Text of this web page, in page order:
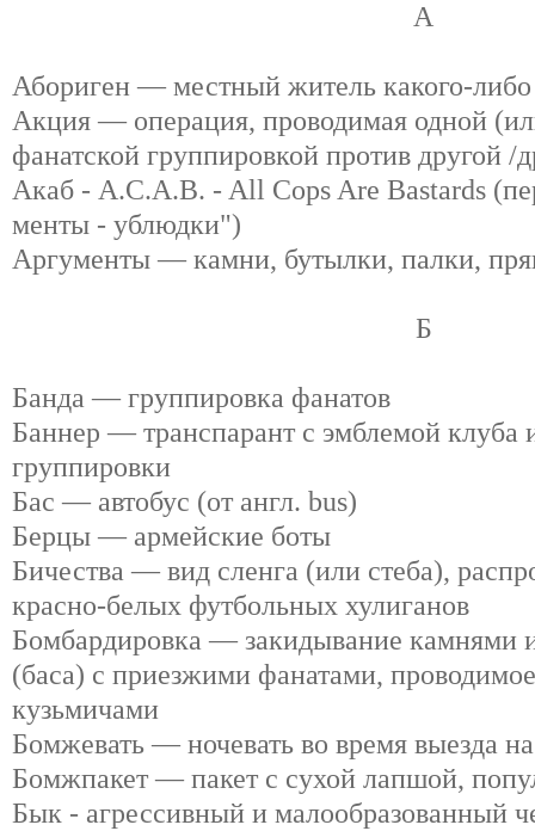
А
Абориген — местный житель какого-либо
Акция — операция, проводимая одной
фанатской группировкой против другой /
Акаб - A.C.A.B. - All Cops Are Bastards
менты - ублюдки")
Аргументы — камни, бутылки, палки,
Б
Банда — группировка фанатов
Баннер — транспарант с эмблемой клуба
группировки
Бас — автобус (от англ. bus)
Берцы — армейские боты
Бичества — вид сленга (или стеба),
красно-белых футбольных хулиганов
Бомбардировка — закидывание камнями
(баса) с приезжими фанатами,
кузьмичами
Бомжевать — ночевать во время выезда
Бомжпакет — пакет с сухой лапшой,
Бык - агрессивный и малообразованный